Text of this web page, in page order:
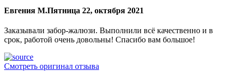
Евгения М.Пятница 22, октября 2021
Заказывали забор-жалюзи. Выполнили всё качественно и в
срок, работой очень довольны! Спасибо вам большое!
Смотреть оригинал отзыва